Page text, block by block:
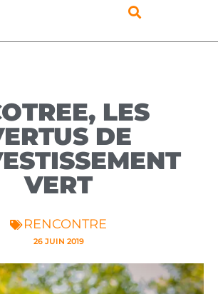
LES
DE
VERT
RENCONTRE
26 JUIN 2019